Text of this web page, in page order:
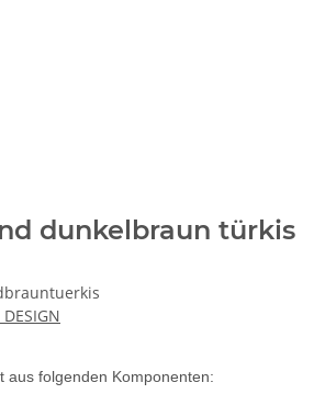
dunkelbraun türkis
DESIGN
aus folgenden Komponenten: